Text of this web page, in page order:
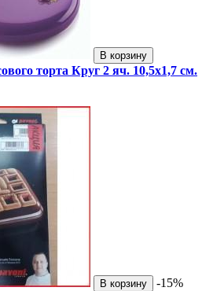
В корзину
торта Круг 2 яч. 10,5х1,7 см.
В корзину
-15%